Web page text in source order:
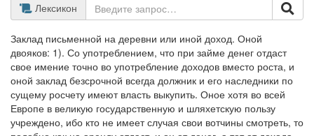
Лексикон
Заклад письменной на деревни или иной доход. Оной
двояков: 1). Со употреблением, что при займе денег отдаст
свое имение точно во употребление доходов вместо роста, и
оной заклад безсрочной всегда должник и его наследники по
сущему росчету имеют власть выкупить. Оное хотя во всей
Европе в великую государственную и шляхетскую пользу
учреждено, ибо кто не имеет случая свои вотчины смотреть, то